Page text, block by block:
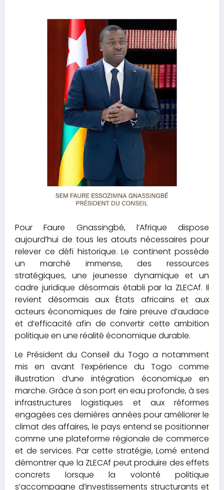
Pour Faure Gnassingbé, l’Afrique dispose
aujourd’hui de tous les atouts nécessaires pour
relever ce défi historique. Le continent possède
un marché immense, des ressources
stratégiques, une jeunesse dynamique et un
cadre juridique désormais établi par la ZLECAf. Il
revient désormais aux États africains et aux
acteurs économiques de faire preuve d’audace
et d’efficacité afin de convertir cette ambition
politique en une réalité économique durable.
Le Président du Conseil du Togo a notamment
mis en avant l’expérience du Togo comme
illustration d’une intégration économique en
marche. Grâce à son port en eau profonde, à ses
infrastructures logistiques et aux réformes
engagées ces dernières années pour améliorer le
climat des affaires, le pays entend se positionner
comme une plateforme régionale de commerce
et de services. Par cette stratégie, Lomé entend
démontrer que la ZLECAf peut produire des effets
concrets lorsque la volonté politique
s’accompagne d’investissements structurants et